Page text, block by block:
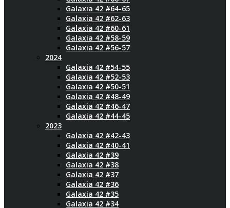
Galaxia 42 #64-65
Galaxia 42 #62-63
Galaxia 42 #60-61
Galaxia 42 #58-59
Galaxia 42 #56-57
2024
Galaxia 42 #54-55
Galaxia 42 #52-53
Galaxia 42 #50-51
Galaxia 42 #48-49
Galaxia 42 #46-47
Galaxia 42 #44-45
2023
Galaxia 42 #42-43
Galaxia 42 #40-41
Galaxia 42 #39
Galaxia 42 #38
Galaxia 42 #37
Galaxia 42 #36
Galaxia 42 #35
Galaxia 42 #34